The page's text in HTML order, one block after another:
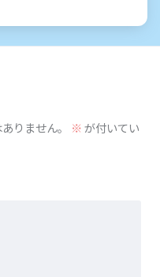
りません。 ※が付いてい